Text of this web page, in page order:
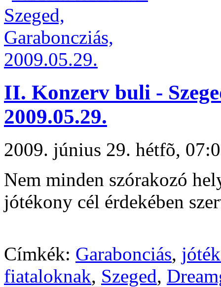
II. Konzerv buli -
2009.05.29.
2009. június 29. hétfõ,
Nem minden szórakozó
jótékony cél érdekében
Címkék: Garabonciás,
fiataloknak, Szeged,